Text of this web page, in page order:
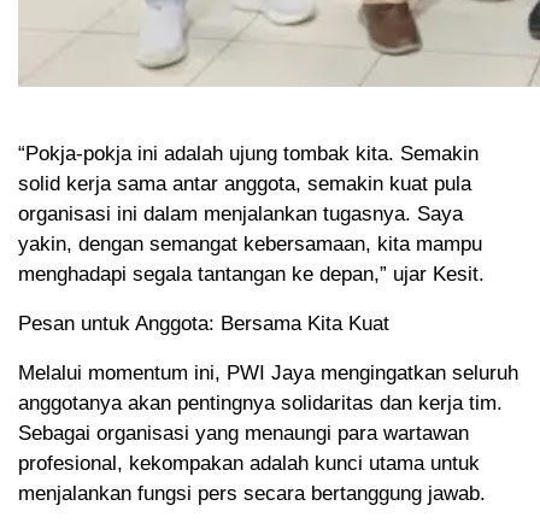
“Pokja-pokja ini adalah ujung tombak kita. Semakin
solid kerja sama antar anggota, semakin kuat pula
organisasi ini dalam menjalankan tugasnya. Saya
yakin, dengan semangat kebersamaan, kita mampu
menghadapi segala tantangan ke depan,” ujar Kesit.
Pesan untuk Anggota: Bersama Kita Kuat
Melalui momentum ini, PWI Jaya mengingatkan seluruh
anggotanya akan pentingnya solidaritas dan kerja tim.
Sebagai organisasi yang menaungi para wartawan
profesional, kekompakan adalah kunci utama untuk
menjalankan fungsi pers secara bertanggung jawab.